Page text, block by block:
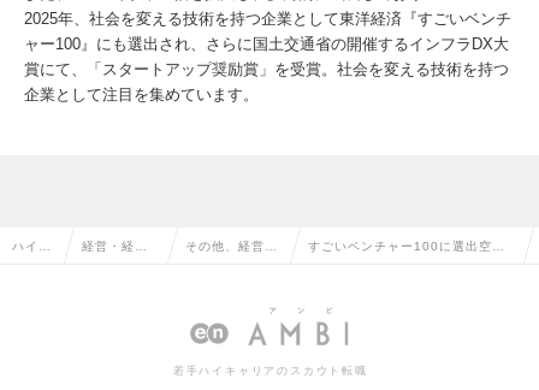
2025年、社会を変える技術を持つ企業として東洋経済『すごいベンチ
ャー100』にも選出され、さらに国土交通省の開催するインフラDX大
賞にて、「スタートアップ奨励賞」を受賞。社会を変える技術を持つ
企業として注目を集めています。
ハイク 経営・経営 その他、経営・
企画系の転職
すごいベンチャー100に選出空間
ド（M&A /PMI）の求人情報
若手ハイキャリアのスカウト転職